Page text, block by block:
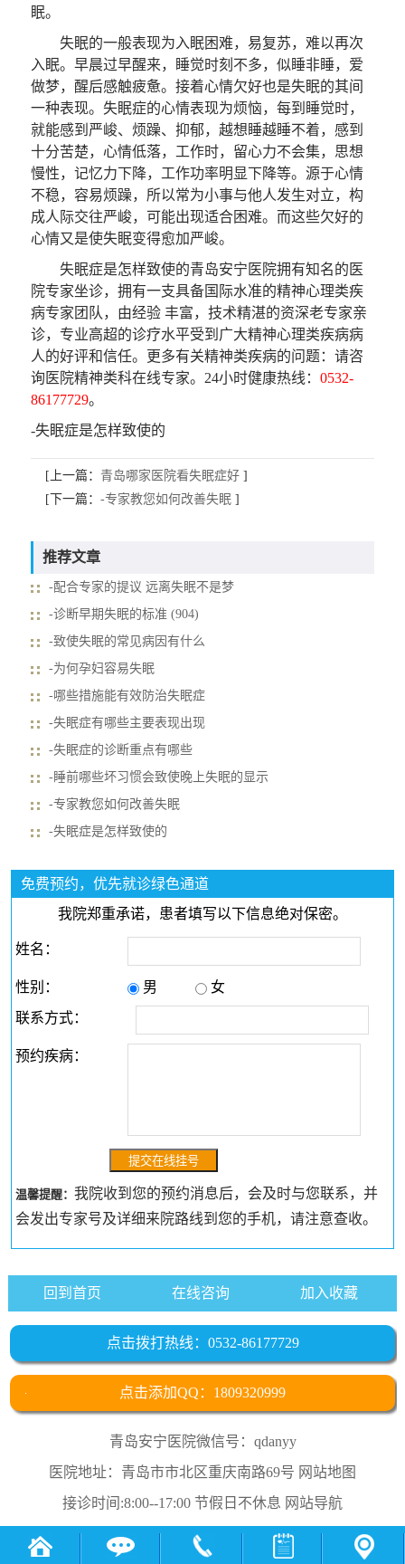
眠。
失眠的一般表现为入眠困难，易复苏，难以再次
入眠。早晨过早醒来，睡觉时刻不多，似睡非睡，爱
做梦，醒后感触疲惫。接着心情欠好也是失眠的其间
一种表现。失眠症的心情表现为烦恼，每到睡觉时，
就能感到严峻、烦躁、抑郁，越想睡越睡不着，感到
十分苦楚，心情低落，工作时，留心力不会集，思想
慢性，记忆力下降，工作功率明显下降等。源于心情
不稳，容易烦躁，所以常为小事与他人发生对立，构
成人际交往严峻，可能出现适合困难。而这些欠好的
心情又是使失眠变得愈加严峻。
失眠症是怎样致使的青岛安宁医院拥有知名的医
院专家坐诊，拥有一支具备国际水准的精神心理类疾
病专家团队，由经验 丰富，技术精湛的资深老专家亲
诊，专业高超的诊疗水平受到广大精神心理类疾病病
人的好评和信任。更多有关精神类疾病的问题：请咨
询医院精神类科在线专家。24小时健康热线：0532-
86177729。
-失眠症是怎样致使的
[上一篇： 青岛哪家医院看失眠症好]
[下一篇： -专家教您如何改善失眠]
推荐文章
-配合专家的提议 远离失眠不是梦
-诊断早期失眠的标准 (904)
-致使失眠的常见病因有什么
-为何孕妇容易失眠
-哪些措施能有效防治失眠症
-失眠症有哪些主要表现出现
-失眠症的诊断重点有哪些
-睡前哪些坏习惯会致使晚上失眠的显示
-专家教您如何改善失眠
-失眠症是怎样致使的
免费预约，优先就诊绿色通道
我院郑重承诺，患者填写以下信息绝对保密。
姓名：
性别： 男
女
联系方式：
预约疾病：
温馨提醒：我院收到您的预约消息后，会及时与您联系，并
会发出专家号及详细来院路线到您的手机，请注意查收。
回到首页 在线咨询 加入收藏
点击拨打热线：0532-86177729
点击添加QQ：1809320999
青岛安宁医院微信号：qdanyy
医院地址：青岛市市北区重庆南路69号 网站地图
接诊时间:8:00--17:00 节假日不休息 网站导航